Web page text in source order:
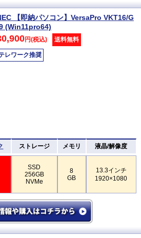
【即納パソコン】VersaPro VKT16/G
(Win11pro64)
円(税込) 送料無料
レワーク推奨
ストレージ メモリ 液晶/解像度
SSD
256GB
NVMe
8
GB
13.3インチ
1920×1080